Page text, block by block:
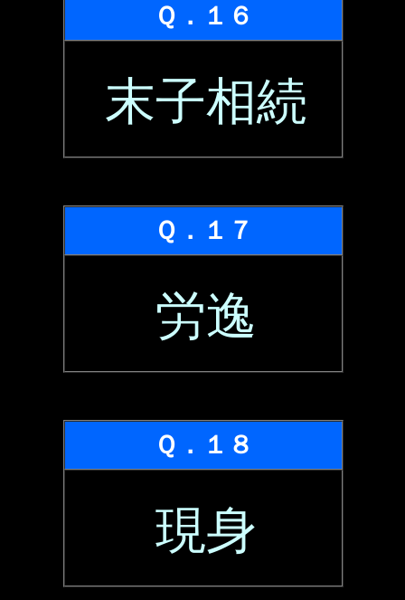
Ｑ．１６
末子相続
Ｑ．１７
労逸
Ｑ．１８
現身